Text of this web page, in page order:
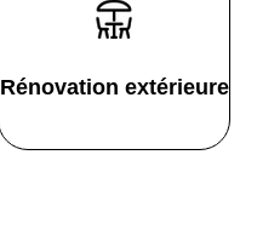
Rénovation extérieure